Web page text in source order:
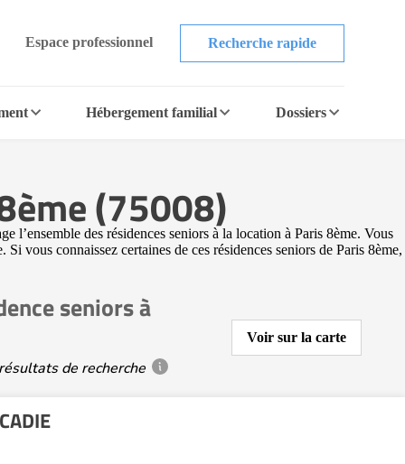
Espace professionnel Recherche rapide
Hébergement familial Dossiers
(75008)
l’ensemble des résidences seniors à la location à Paris 8ème. Vous
vous connaissez certaines de ces résidences seniors de Paris 8ème,
seniors à
de recherche
Voir sur la carte